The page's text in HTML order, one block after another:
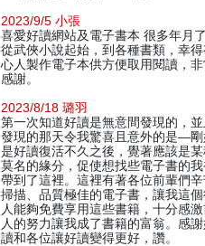
2023/9/5 小張
喜愛好讀網站及電子書本 很多年月了
從武俠小說起始，到各種書類，幸
心人製作電子本供方便取用閱讀，非
感謝。
2023/8/18 璐羽
第一次知道好讀是無意間發現的，並
發現的那天令我驚喜且意外的是—剛
是好讀復活不久之後，覺著應該是
莫名的緣分，促使想找些電子書的我
帶到了這裡。這裡有著各位前輩們
掃描、品質極佳的電子書，讓我這個
人能夠免費享用這些書籍，十分感
人的努力讓我成了書籍的富翁。感
讀和各位讓好讀變得更好，讚。